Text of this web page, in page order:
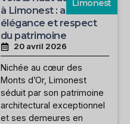
Limonest
à Limonest : allier
élégance et respect
du patrimoine
20 avril 2026
Nichée au cœur des
Monts d’Or, Limonest
séduit par son patrimoine
architectural exceptionnel
et ses demeures en